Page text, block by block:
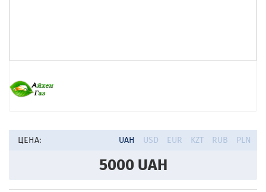
ЦЕНА: UAH USD EUR KZT RUB PLN
5000 UAH